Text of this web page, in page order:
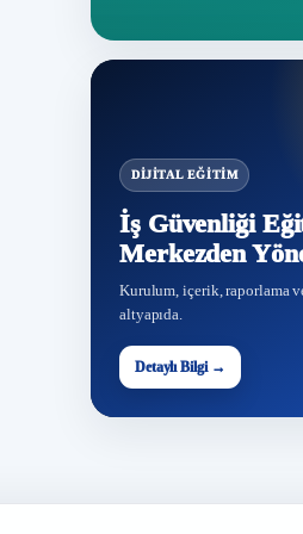
DIJITAL EĞITIM
İş Güvenliği
Merkezden
Kurulum, içerik, raporlama
altyapıda.
Detaylı Bilgi →